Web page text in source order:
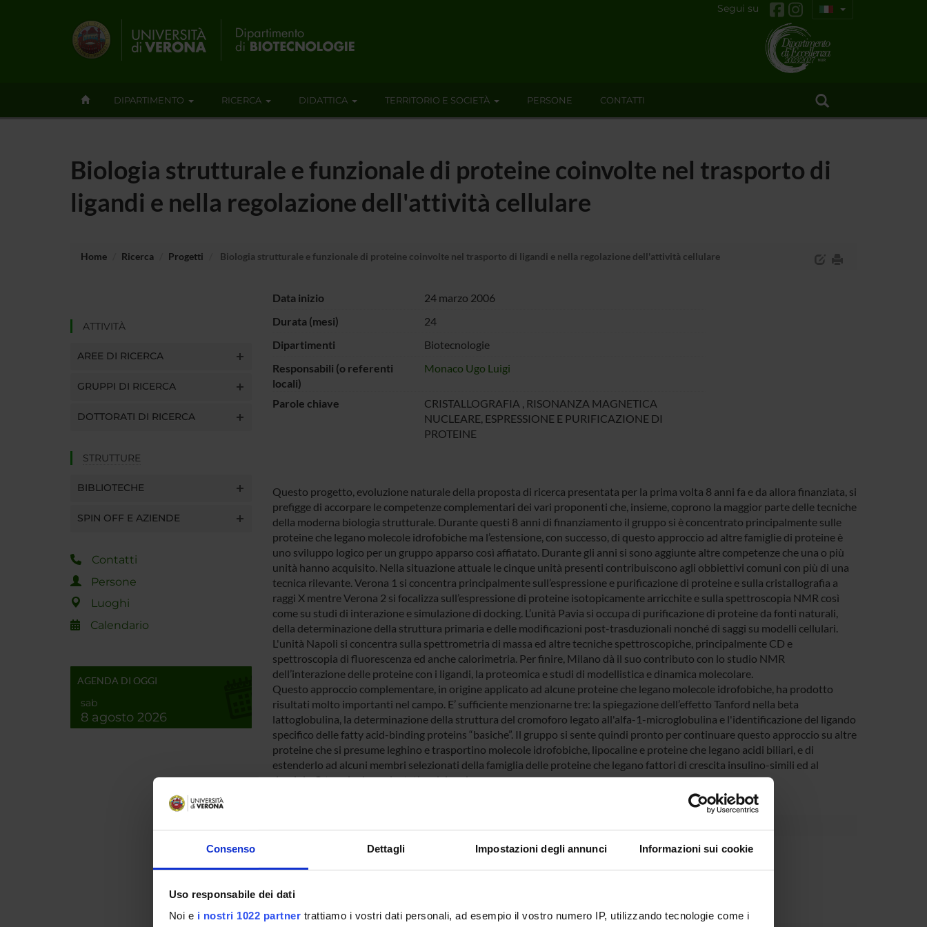
Consenso Dettagli Impostazioni degli annunci Informazioni sui cookie
Uso responsabile dei dati
Noi e i nostri 1022 partner trattiamo i vostri dati personali, ad esempio il vostro numero IP, utilizzando tecnologie come i
Segui su
DIPARTIMENTO RICERCA DIDATTICA TERRITORIO E SOCIETÀ PERSONE CONTATTI
Biologia strutturale e funzionale di proteine coinvolte nel trasporto di
ligandi e nella regolazione dell'attività cellulare
Home Ricerca Progetti Biologia strutturale e funzionale di proteine coinvolte nel trasporto di ligandi e nella regolazione dell'attività cellulare
ATTIVITÀ
AREE DI RICERCA
GRUPPI DI RICERCA
DOTTORATI DI RICERCA
STRUTTURE
BIBLIOTECHE
SPIN OFF E AZIENDE
Contatti
Persone
Luoghi
Calendario
AGENDA DI OGGI
sab
8 agosto 2026
Data inizio
24 marzo 2006
Durata (mesi)
24
Dipartimenti
Biotecnologie
Responsabili (o referenti
locali)
Monaco Ugo Luigi
Parole chiave
CRISTALLOGRAFIA , RISONANZA MAGNETICA
NUCLEARE, ESPRESSIONE E PURIFICAZIONE DI
PROTEINE
Questo progetto, evoluzione naturale della proposta di ricerca presentata per la prima volta 8 anni fa e da allora finanziata, si
prefigge di accorpare le competenze complementari dei vari proponenti che, insieme, coprono la maggior parte delle tecniche
della moderna biologia strutturale. Durante questi 8 anni di finanziamento il gruppo si è concentrato principalmente sulle
proteine che legano molecole idrofobiche ma l’estensione, con successo, di questo approccio ad altre famiglie di proteine è
uno sviluppo logico per un gruppo apparso così affiatato. Durante gli anni si sono aggiunte altre competenze che una o più
unità hanno acquisito. Nella situazione attuale le cinque unità presenti contribuiscono agli obbiettivi comuni con più di una
tecnica rilevante. Verona 1 si concentra principalmente sull’espressione e purificazione di proteine e sulla cristallografia a
raggi X mentre Verona 2 si focalizza sull’espressione di proteine isotopicamente arricchite e sulla spettroscopia NMR così
come su studi di interazione e simulazione di docking. L’unità Pavia si occupa di purificazione di proteine da fonti naturali,
della determinazione della struttura primaria e delle modificazioni post-trasduzionali nonché di saggi su modelli cellulari.
L'unità Napoli si concentra sulla spettrometria di massa ed altre tecniche spettroscopiche, principalmente CD e
spettroscopia di fluorescenza ed anche calorimetria. Per finire, Milano dà il suo contributo con lo studio NMR
dell’interazione delle proteine con i ligandi, la proteomica e studi di modellistica e dinamica molecolare.
Questo approccio complementare, in origine applicato ad alcune proteine che legano molecole idrofobiche, ha prodotto
risultati molto importanti nel campo. E’ sufficiente menzionarne tre: la spiegazione dell’effetto Tanford nella beta
lattoglobulina, la determinazione della struttura del cromoforo legato all'alfa-1-microglobulina e l'identificazione del ligando
specifico delle fatty acid-binding proteins “basiche”. Il gruppo si sente quindi pronto per continuare questo approccio su altre
proteine che si presume leghino e trasportino molecole idrofobiche, lipocaline e proteine che legano acidi biliari, e di
estenderlo ad alcuni membri selezionati della famiglia delle proteine che legano fattori di crescita insulino-simili ed al
dominio C-terminale angiostatico del perlecano.
POSITIVAMENTE
Finanziamento:assegnato e gestito dal Dipartimento
Programma:PRIN